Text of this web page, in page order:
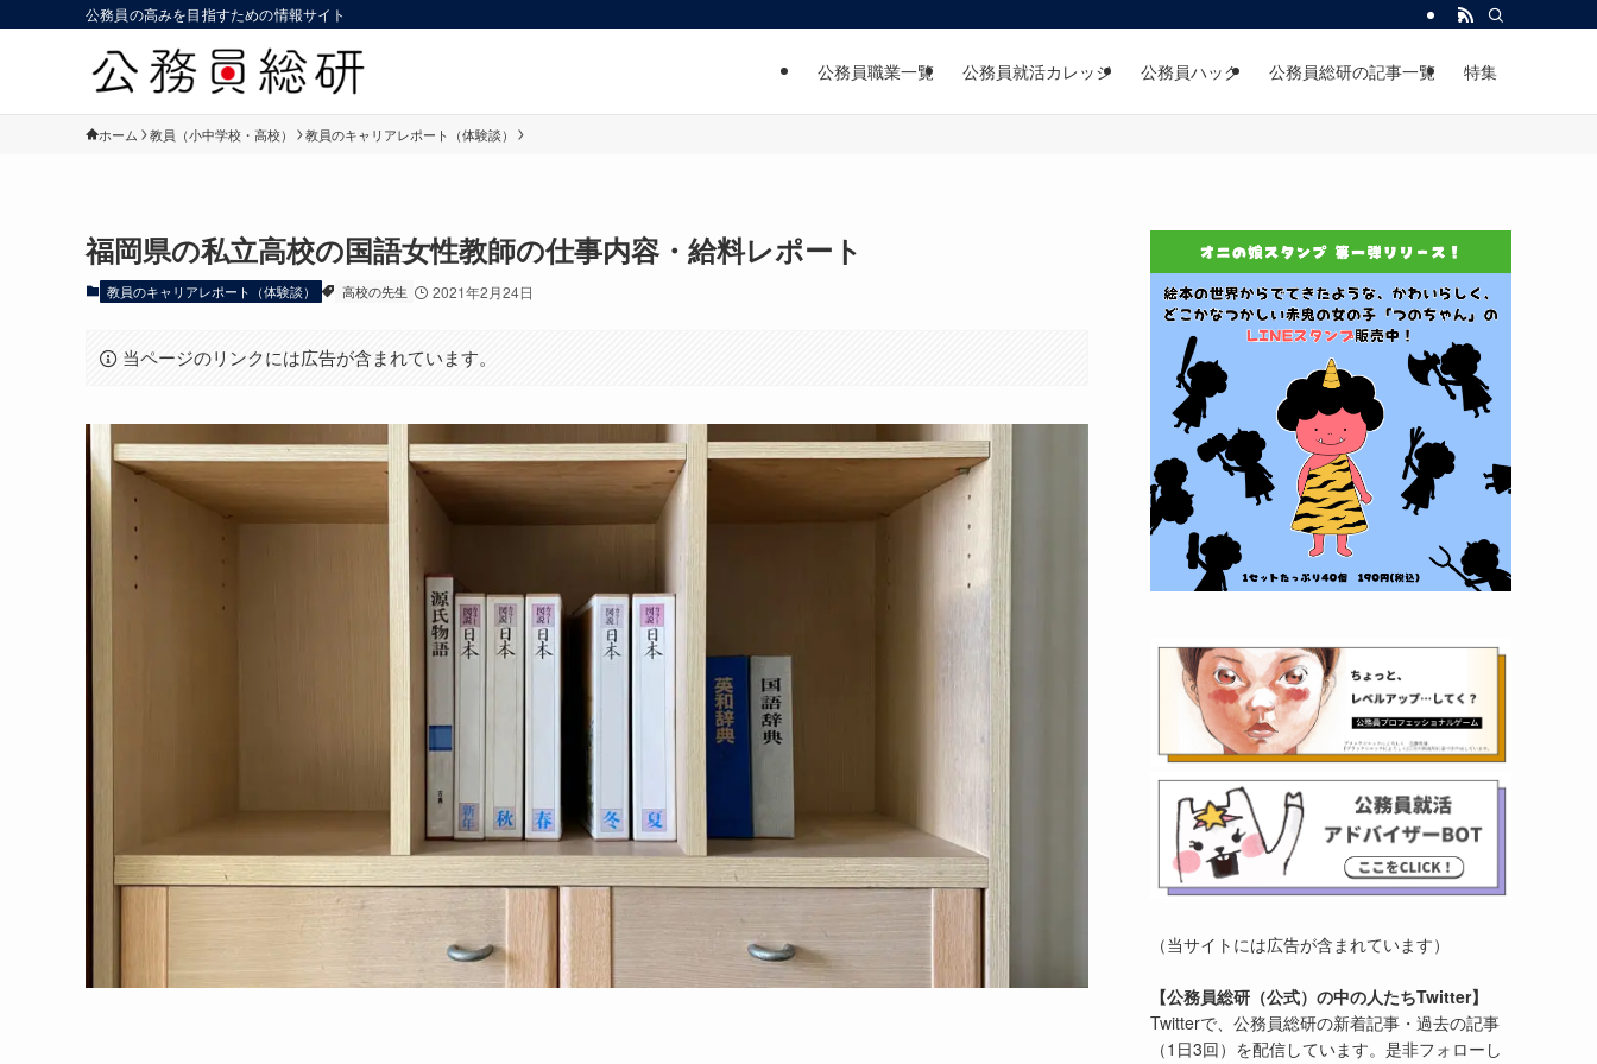
公務員の高みを目指すための情報サイト
公務員職業一覧 公務員就活カレッジ 公務員ハック 公務員総研の記事一覧 特集
ホーム 教員（小中学校・高校） 教員のキャリアレポート（体験談）
福岡県の私立高校の国語女性教師の仕事内容・給料レポート
教員のキャリアレポート（体験談） 高校の先生 2021年2月24日
当ページのリンクには広告が含まれています。
（当サイトには広告が含まれています）
【公務員総研（公式）の中の人たちTwitter】
Twitterで、公務員総研の新着記事・過去の記事
（1日3回）を配信しています。是非フォローし